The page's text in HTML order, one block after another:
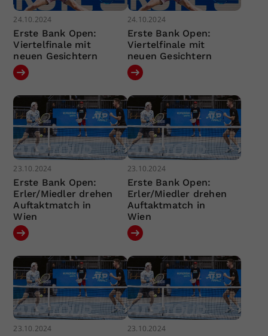
24.10.2024
Erste Bank Open:
Viertelfinale mit
neuen Gesichtern
24.10.2024
Erste Bank Open:
Viertelfinale mit
neuen Gesichtern
23.10.2024
Erste Bank Open:
Erler/Miedler drehen
Auftaktmatch in
Wien
23.10.2024
Erste Bank Open:
Erler/Miedler drehen
Auftaktmatch in
Wien
23.10.2024 23.10.2024